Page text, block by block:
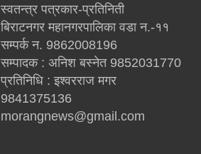
स्वतन्त्र पत्रकार-प्रतिनिती
बिराटनगर महानगरपालिका वडा न.-११
सम्पर्क न. 9862008196
सम्पादक : अनिश बस्नेत 9852031770
प्रतिनिधि : इश्वरराज मगर
9841375136
morangnews@gmail.com